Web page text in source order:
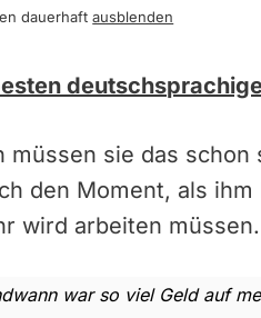
dauerhaftausblenden
müssen sie das
den Moment, als
wird arbeiten müssen.
war so viel Geld auf